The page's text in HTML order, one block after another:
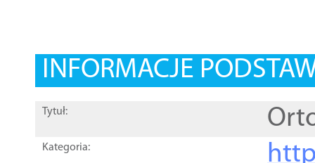
INFORMACJE
Tytuł:
Kategoria: